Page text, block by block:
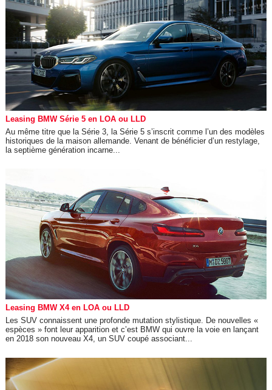
Leasing BMW Série 5 en LOA ou LLD
Au même titre que la Série 3, la Série 5 s’inscrit comme l’un des modèles
historiques de la maison allemande. Venant de bénéficier d’un restylage,
la septième génération incarne...
Leasing BMW X4 en LOA ou LLD
Les SUV connaissent une profonde mutation stylistique. De nouvelles «
espèces » font leur apparition et c’est BMW qui ouvre la voie en lançant
en 2018 son nouveau X4, un SUV coupé associant...